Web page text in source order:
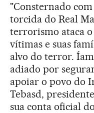
"Consternado
torcida do Real
terrorismo ataca o
vítimas e suas
alvo do terror.
adiado por
apoiar o povo do
Tebasd,
sua conta oficial